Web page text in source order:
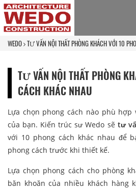
WEDO TƯ VẤN NỘI THẤT PHÒNG KHÁCH VỚI 10
TƯ VẤN NỘI THẤT PHÒNG
CÁCH KHÁC NHAU
Lựa chọn phong cách nào phù
của bạn. Kiến trúc sư Wedo sẽ tư
với 10 phong cách khác nhau để
phong cách trước khi thiết kế.
Lựa chọn phong cách cho phòng
băn khoăn của nhiều khách hàng